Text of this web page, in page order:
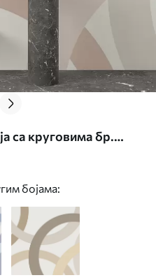
са круговима бр.
бојама: